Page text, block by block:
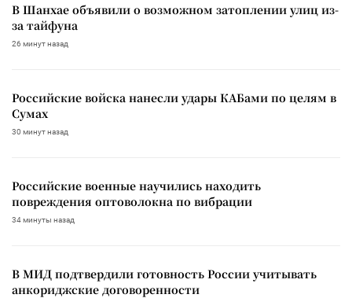
В Шанхае объявили о возможном затоплении улиц из-
за тайфуна
26 минут назад
Российские войска нанесли удары КАБами по целям в
Сумах
30 минут назад
Российские военные научились находить
повреждения оптоволокна по вибрации
34 минуты назад
В МИД подтвердили готовность России учитывать
анкориджские договоренности